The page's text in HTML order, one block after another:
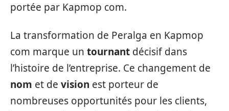
portée par Kapmop com.
La transformation de Peralga en Kapmop
com marque un tournant décisif dans
l’histoire de l’entreprise. Ce changement de
nom et de vision est porteur de
nombreuses opportunités pour les clients,